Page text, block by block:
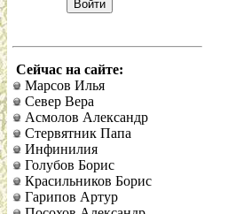
Сейчас на сайте:
Марсов Илья
Север Вера
Асмолов Александр
Стервятник Папа
Инфинилия
Голубов Борис
Красильников Борис
Гарипов Артур